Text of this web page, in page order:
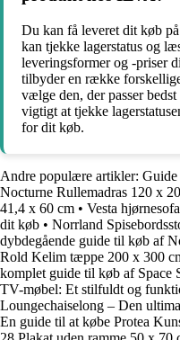
Du kan få leveret dit køb
kan tjekke lagerstatus og
leveringsformer og -priser
tilbyder en række
vælge den, der passer
vigtigt at tjekke
for dit køb.
Andre populære artikler:
Nocturne Rullemadras 120 x
41,4 x 60 cm • Vesta
dit køb • Norrland
dybdegående guide til køb af
Rold Kelim tæppe 200 x 300
komplet guide til køb af Space
TV-møbel: Et stilfuldt og
Loungechaiselong – Den
En guide til at købe Protea